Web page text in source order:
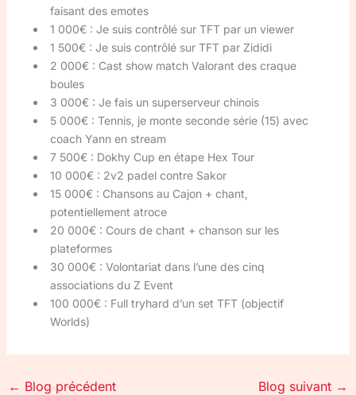
faisant des emotes
1 000€ : Je suis contrôlé sur TFT par un viewer
1 500€ : Je suis contrôlé sur TFT par Zididi
2 000€ : Cast show match Valorant des craque
boules
3 000€ : Je fais un superserveur chinois
5 000€ : Tennis, je monte seconde série (15) avec
coach Yann en stream
7 500€ : Dokhy Cup en étape Hex Tour
10 000€ : 2v2 padel contre Sakor
15 000€ : Chansons au Cajon + chant,
potentiellement atroce
20 000€ : Cours de chant + chanson sur les
plateformes
30 000€ : Volontariat dans l’une des cinq
associations du Z Event
100 000€ : Full tryhard d’un set TFT (objectif
Worlds)
← Blog précédent Blog suivant →